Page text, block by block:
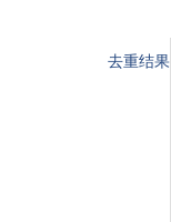
去重结果